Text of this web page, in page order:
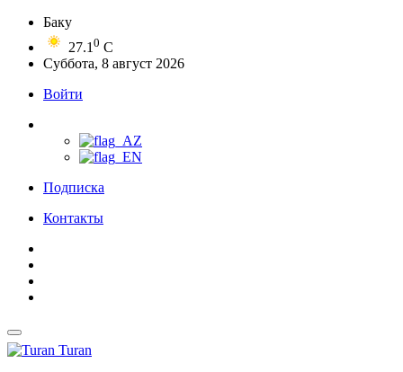
Баку
27.1 0 C
Суббота, 8 август 2026
Войти
Подписка
Контакты
Turan